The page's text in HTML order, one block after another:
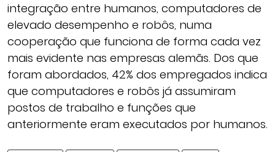
integração entre humanos, computadores de
elevado desempenho e robôs, numa
cooperação que funciona de forma cada vez
mais evidente nas empresas alemãs. Dos que
foram abordados, 42% dos empregados indica
que computadores e robôs já assumiram
postos de trabalho e funções que
anteriormente eram executados por humanos.